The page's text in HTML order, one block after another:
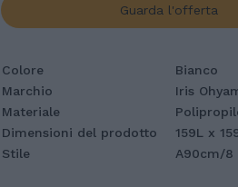
Guarda l'offerta
Colore
Bianco
Marchio
Iris
Materiale
Dimensioni del prodotto
159L x
Stile
A90cm/8